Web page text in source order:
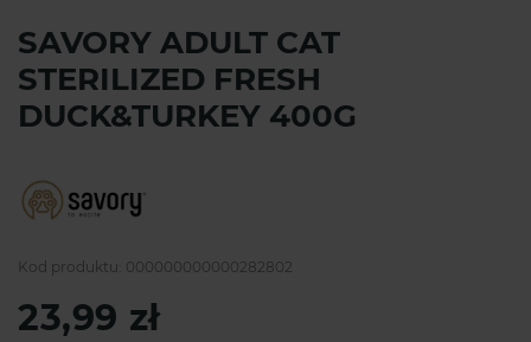
SAVORY ADULT CAT
STERILIZED FRESH
DUCK&TURKEY 400G
Kod produktu: 000000000000282802
23,99 zł